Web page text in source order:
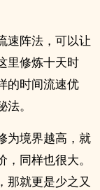
速阵法，可以让
里修炼十天时
的时间流速优
。
为境界越高，就
同样也很大。
那就更是少之又